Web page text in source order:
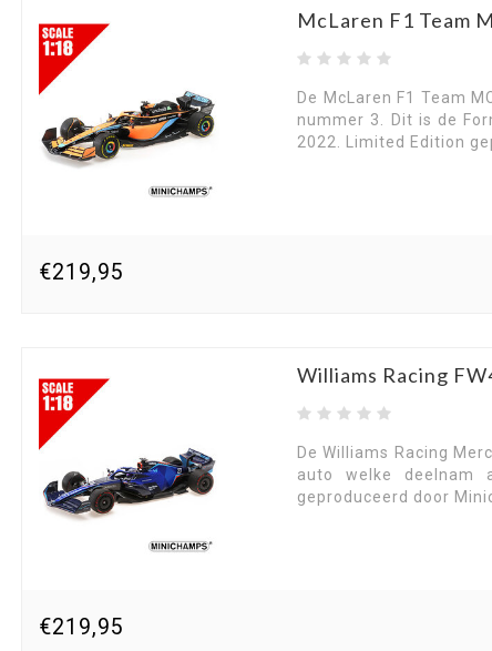
McLaren F1 Team
De McLaren F1 Team
nummer 3. Dit is de
2022. Limited Edition
€219,95
Williams Racing
De Williams Racing
auto welke deelnam
geproduceerd door
€219,95